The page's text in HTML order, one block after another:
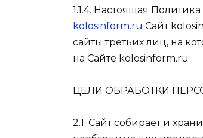
1.1.4. Настоящая
kolosinform.ru Сайт
сайты третьих лиц, на
на Сайте kolosinform.ru
ЦЕЛИ ОБРАБОТКИ
2.1. Сайт собирает и